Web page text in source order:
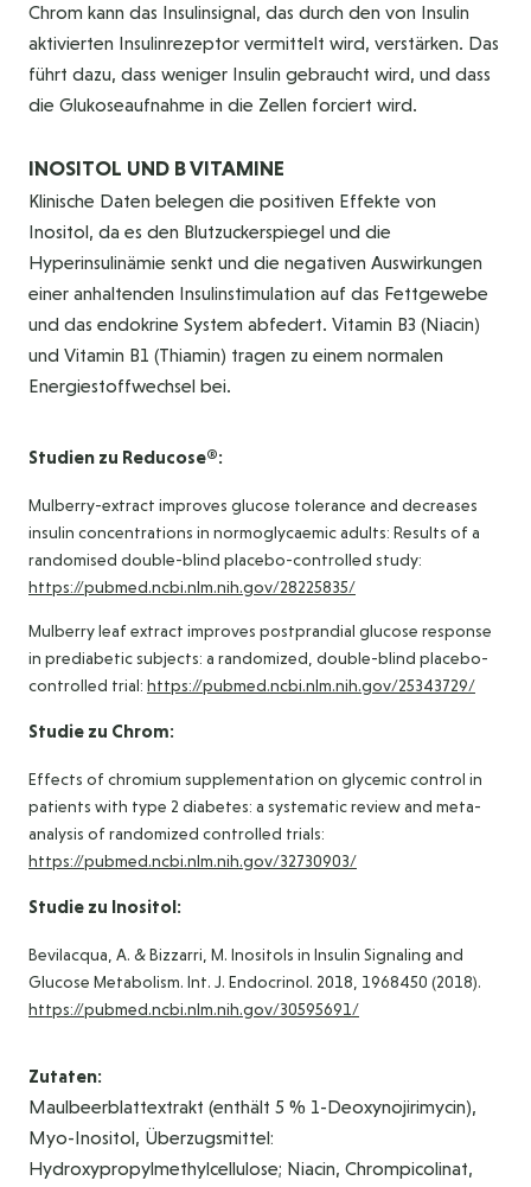
Chrom kann das Insulinsignal, das durch den von Insulin
aktivierten Insulinrezeptor vermittelt wird, verstärken. Das
führt dazu, dass weniger Insulin gebraucht wird, und dass
die Glukoseaufnahme in die Zellen forciert wird.
INOSITOL UND B VITAMINE
Klinische Daten belegen die positiven Effekte von
Inositol, da es den Blutzuckerspiegel und die
Hyperinsulinämie senkt und die negativen Auswirkungen
einer anhaltenden Insulinstimulation auf das Fettgewebe
und das endokrine System abfedert. Vitamin B3 (Niacin)
und Vitamin B1 (Thiamin) tragen zu einem normalen
Energiestoffwechsel bei.
Studien zu Reducose®:
Mulberry-extract improves glucose tolerance and decreases
insulin concentrations in normoglycaemic adults: Results of a
randomised double-blind placebo-controlled study:
https://pubmed.ncbi.nlm.nih.gov/28225835/
Mulberry leaf extract improves postprandial glucose response
in prediabetic subjects: a randomized, double-blind placebo-
controlled trial: https://pubmed.ncbi.nlm.nih.gov/25343729/
Studie zu Chrom:
Effects of chromium supplementation on glycemic control in
patients with type 2 diabetes: a systematic review and meta-
analysis of randomized controlled trials:
https://pubmed.ncbi.nlm.nih.gov/32730903/
Studie zu Inositol:
Bevilacqua, A. & Bizzarri, M. Inositols in Insulin Signaling and
Glucose Metabolism. Int. J. Endocrinol. 2018, 1968450 (2018).
https://pubmed.ncbi.nlm.nih.gov/30595691/
Zutaten:
Maulbeerblattextrakt (enthält 5 % 1-Deoxynojirimycin),
Myo-Inositol, Überzugsmittel:
Hydroxypropylmethylcellulose; Niacin, Chrompicolinat,